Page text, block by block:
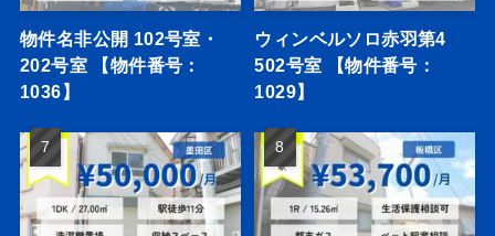
物件名非公開 102号室・
202号室 【物件番号：
1036】
ウィンベルソロ赤羽第4
502号室 【物件番号：
1029】